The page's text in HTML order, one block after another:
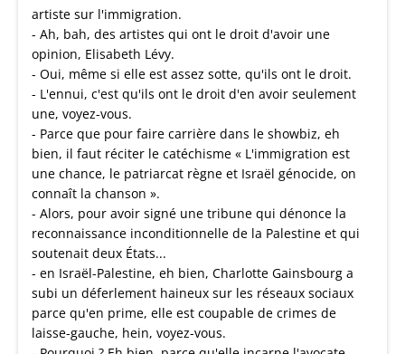
artiste sur l'immigration.
- Ah, bah, des artistes qui ont le droit d'avoir une
opinion, Elisabeth Lévy.
- Oui, même si elle est assez sotte, qu'ils ont le droit.
- L'ennui, c'est qu'ils ont le droit d'en avoir seulement
une, voyez-vous.
- Parce que pour faire carrière dans le showbiz, eh
bien, il faut réciter le catéchisme « L'immigration est
une chance, le patriarcat règne et Israël génocide, on
connaît la chanson ».
- Alors, pour avoir signé une tribune qui dénonce la
reconnaissance inconditionnelle de la Palestine et qui
soutenait deux États...
- en Israël-Palestine, eh bien, Charlotte Gainsbourg a
subi un déferlement haineux sur les réseaux sociaux
parce qu'en prime, elle est coupable de crimes de
laisse-gauche, hein, voyez-vous.